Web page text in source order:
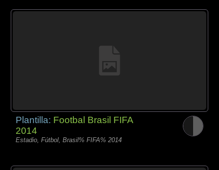
Plantilla: Footbal Brasil FIFA
2014
Estadio, Fútbol, Brasil% FIFA% 2014